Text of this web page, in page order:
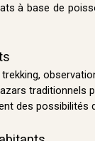
à base de
traditionnels
des possibilités